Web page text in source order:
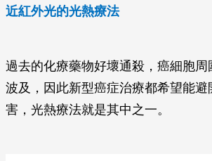
近紅外光的光熱療法
過去的化療藥物好壞通殺，癌細胞周
波及，因此新型癌症治療都希望能
害，光熱療法就是其中之一。